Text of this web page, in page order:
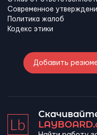
Современное
Политика жалоб
Кодекс этики
Добавить